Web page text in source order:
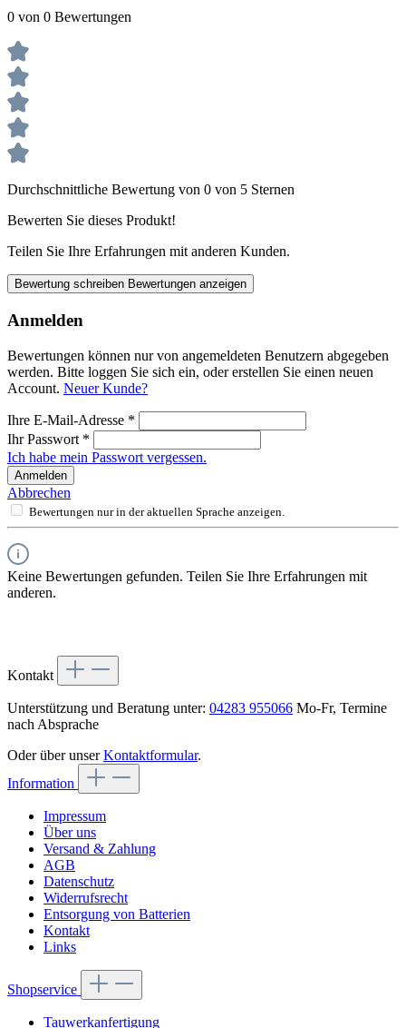
0 von 0 Bewertungen
Durchschnittliche Bewertung von 0 von 5 Sternen
Bewerten Sie dieses Produkt!
Teilen Sie Ihre Erfahrungen mit anderen Kunden.
Bewertung schreiben Bewertungen anzeigen
Anmelden
Bewertungen können nur von angemeldeten Benutzern abgegeben
werden. Bitte loggen Sie sich ein, oder erstellen Sie einen neuen
Account. Neuer Kunde?
Ihre E-Mail-Adresse *
Ihr Passwort *
Ich habe mein Passwort vergessen.
Anmelden
Abbrechen
Bewertungen nur in der aktuellen Sprache anzeigen.
Keine Bewertungen gefunden. Teilen Sie Ihre Erfahrungen mit
anderen.
Kontakt
Unterstützung und Beratung unter: 04283 955066 Mo-Fr, Termine
nach Absprache
Oder über unserKontaktformular.
Information
Impressum
Über uns
Versand & Zahlung
AGB
Datenschutz
Widerrufsrecht
Entsorgung von Batterien
Kontakt
Links
Shopservice
Tauwerkanfertigung